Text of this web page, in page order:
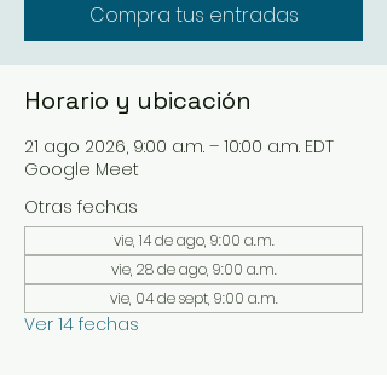
Compra tus entradas
Horario y ubicación
21 ago 2026, 9:00 a.m. – 10:00 a.m. EDT
Google Meet
Otras fechas
vie, 14 de ago, 9:00 a.m.
vie, 28 de ago, 9:00 a.m.
vie, 04 de sept, 9:00 a.m.
Ver 14 fechas